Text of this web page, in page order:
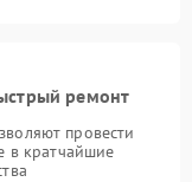
ремонт
провести
в кратчайшие